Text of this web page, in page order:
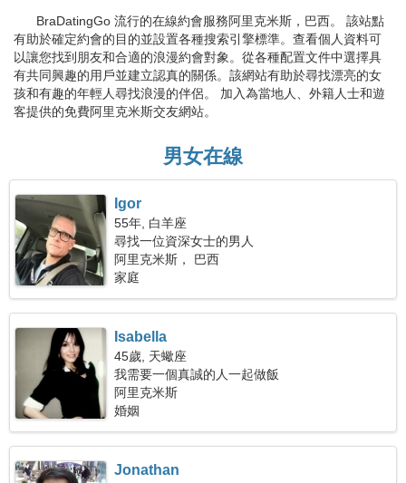
BraDatingGo 流行的在線約會服務阿里克米斯，巴西。 該站點
有助於確定約會的目的並設置各種搜索引擎標準。查看個人資料可
以讓您找到朋友和合適的浪漫約會對象。從各種配置文件中選擇具
有共同興趣的用戶並建立認真的關係。該網站有助於尋找漂亮的女
孩和有趣的年輕人尋找浪漫的伴侶。 加入為當地人、外籍人士和遊
客提供的免費阿里克米斯交友網站。
男女在線
Igor
55年, 白羊座
尋找一位資深女士的男人
阿里克米斯， 巴西
家庭
Isabella
45歲, 天蠍座
我需要一個真誠的人一起做飯
阿里克米斯
婚姻
Jonathan